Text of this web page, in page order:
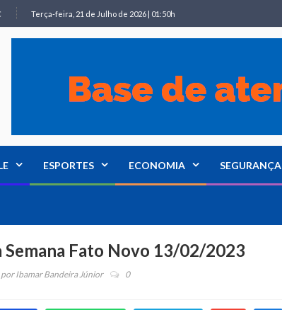
Terça-feira, 21 de Julho de 2026 | 01:50h
ESPORTES ECONOMIA SEGURANÇA
Semana Fato Novo 13/02/2023
porIbamar Bandeira Júnior 0